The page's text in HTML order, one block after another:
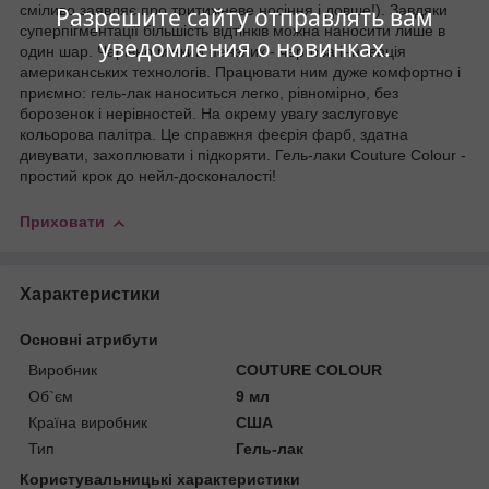
Разрешите сайту отправлять вам
уведомления о новинках.
сміливо заявляє про тритижневе носіння і довше!). Завдяки
суперпігментації більшість відтінків можна наносити лише в
один шар. Чарівно м'який пензлик - чергова інновація
американських технологів. Працювати ним дуже комфортно і
приємно: гель-лак наноситься легко, рівномірно, без
борозенок і нерівностей. На окрему увагу заслуговує
кольорова палітра. Це справжня феєрія фарб, здатна
дивувати, захоплювати і підкоряти. Гель-лаки Couture Colour -
простий крок до нейл-досконалості!
Приховати
Характеристики
Основні атрибути
Виробник
COUTURE COLOUR
Об`єм
9 мл
Країна виробник
США
Тип
Гель-лак
Користувальницькі характеристики